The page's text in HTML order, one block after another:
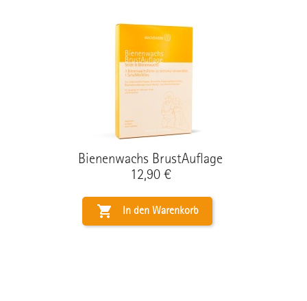
Bienenwachs BrustAuflage
Preis
12,90 €
 In den Warenkorb